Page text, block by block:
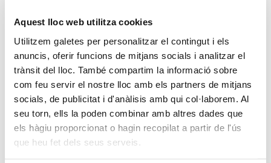
Aquest lloc web utilitza cookies
Utilitzem galetes per personalitzar el contingut i els
anuncis, oferir funcions de mitjans socials i analitzar el
trànsit del lloc. També compartim la informació sobre
com feu servir el nostre lloc amb els partners de mitjans
socials, de publicitat i d'anàlisis amb qui col·laborem. Al
seu torn, ells la poden combinar amb altres dades que
els hàgiu proporcionat o hagin recopilat a partir de l'ús
que heu fet dels seus serveis.
No asociado:125,00 €
Soy asociado/a
Inscripción PRESENCIAL
Inscripción VIRTUAL